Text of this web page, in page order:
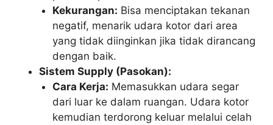
Kekurangan: Bisa menciptakan tekanan
negatif, menarik udara kotor dari area
yang tidak diinginkan jika tidak dirancang
dengan baik.
Sistem Supply (Pasokan):
Cara Kerja: Memasukkan udara segar
dari luar ke dalam ruangan. Udara kotor
kemudian terdorong keluar melalui celah